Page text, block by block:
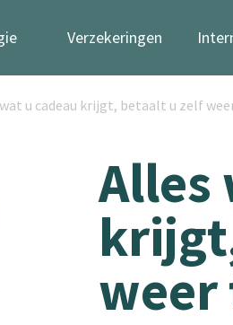
Verzekeringen
u cadeau krijgt, betaalt u zelf
Alles
weer